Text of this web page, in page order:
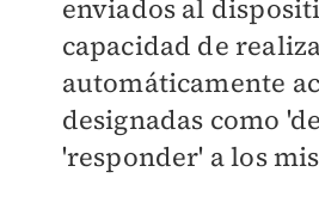
enviados al
capacidad de
automáticamente
designadas como
'responder' a los